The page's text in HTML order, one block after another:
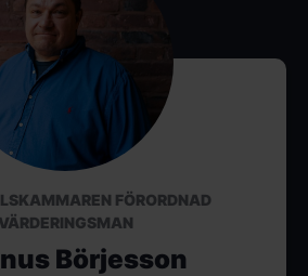
FÖRORDNAD
VÄRDERINGSMAN
Börjesson